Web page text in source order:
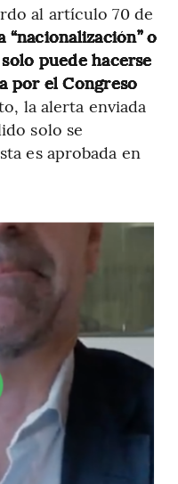
al artículo 70 de
“nacionalización” o
puede hacerse
por el Congreso
la alerta enviada
solo se
es aprobada en